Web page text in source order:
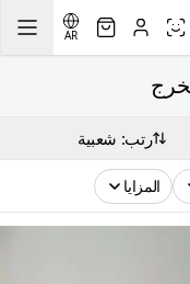
AR
رتب: شعبية
المزايا